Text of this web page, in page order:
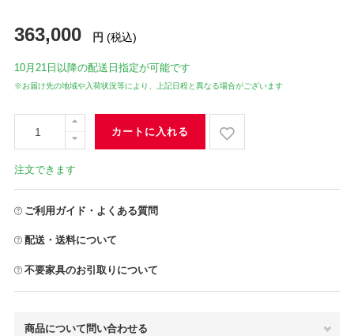
363,000 円 (税込)
10月21日 以降の配送日指定が可能です
※お届け先の地域や入荷状況等により、上記日程と異なる場合がございます
カートに入れる
注文できます
ご利用ガイド・よくある質問
配送・送料について
不要家具のお引取りについて
商品について問い合わせる